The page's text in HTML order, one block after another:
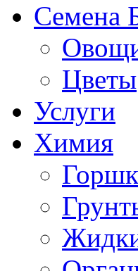
Семена
Цветы
Услуги
Химия